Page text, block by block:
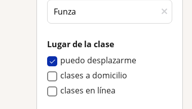
Lugar de la clase
puedo desplazarme
clases a domicilio
clases en línea